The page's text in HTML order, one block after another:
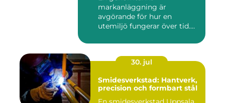
markanläggning är
avgörande för hur en
utemiljö fungerar över tid.
30. jul
Smidesverkstad: Hantverk,
precision och formbart stål